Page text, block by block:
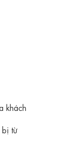
khách
bị từ